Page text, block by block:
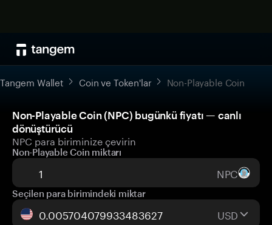
Tangem Wallet Coin ve Token'lar Non-Playable Coin
Non-Playable Coin (NPC) bugünkü fiyatı — canlı
dönüştürücü
NPC para biriminize çevirin
Non-Playable Coin miktarı
NPC
Seçilen para birimindeki miktar
USD